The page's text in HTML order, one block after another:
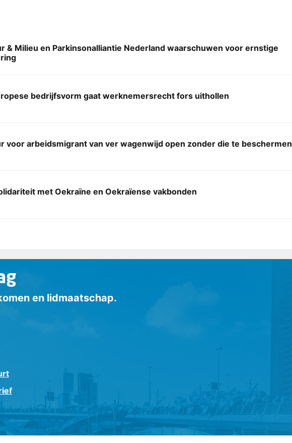
& Milieu en Parkinsonalliantie Nederland waarschuwen voor ernstige
bedrijfsvorm gaat werknemersrecht fors uithollen
voor arbeidsmigrant van ver wagenwijd open zonder die te beschermen
met Oekraïne en Oekraïense vakbonden
en lidmaatschap.